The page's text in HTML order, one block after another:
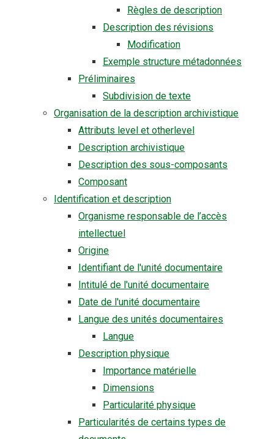
Règles de description
Description des révisions
Modification
Exemple structure métadonnées
Préliminaires
Subdivision de texte
Organisation de la description archivistique
Attributs level et otherlevel
Description archivistique
Description des sous-composants
Composant
Identification et description
Organisme responsable de l’accès
intellectuel
Origine
Identifiant de l'unité documentaire
Intitulé de l'unité documentaire
Date de l'unité documentaire
Langue des unités documentaires
Langue
Description physique
Importance matérielle
Dimensions
Particularité physique
Particularités de certains types de